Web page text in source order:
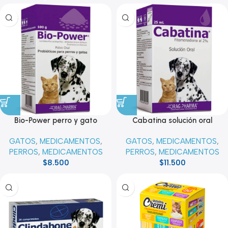
Bio-Power perro y gato
GATOS, MEDICAMENTOS,
PERROS, MEDICAMENTOS
$8.500
Cabatina solución oral
GATOS, MEDICAMENTOS,
PERROS, MEDICAMENTOS
$11.500